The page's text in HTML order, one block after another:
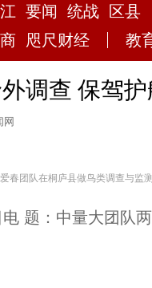
要闻 统战
区县
咫尺财经 教
调查 保驾
网
春团队在桐庐县做鸟类调查与监
题：中量大团队两